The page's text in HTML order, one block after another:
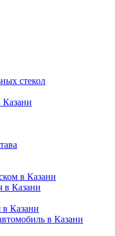
стекол
Казани
в Казани
в Казани
в Казани
в Казани